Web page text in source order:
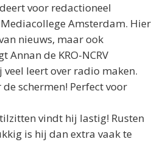
voor redactioneel
Amsterdam. Hier
nieuws, maar ook
Annan de KRO-NCRV
veel leert over radio maken.
schermen! Perfect voor
vindt hij lastig! Rusten
is hij dan extra vaak te